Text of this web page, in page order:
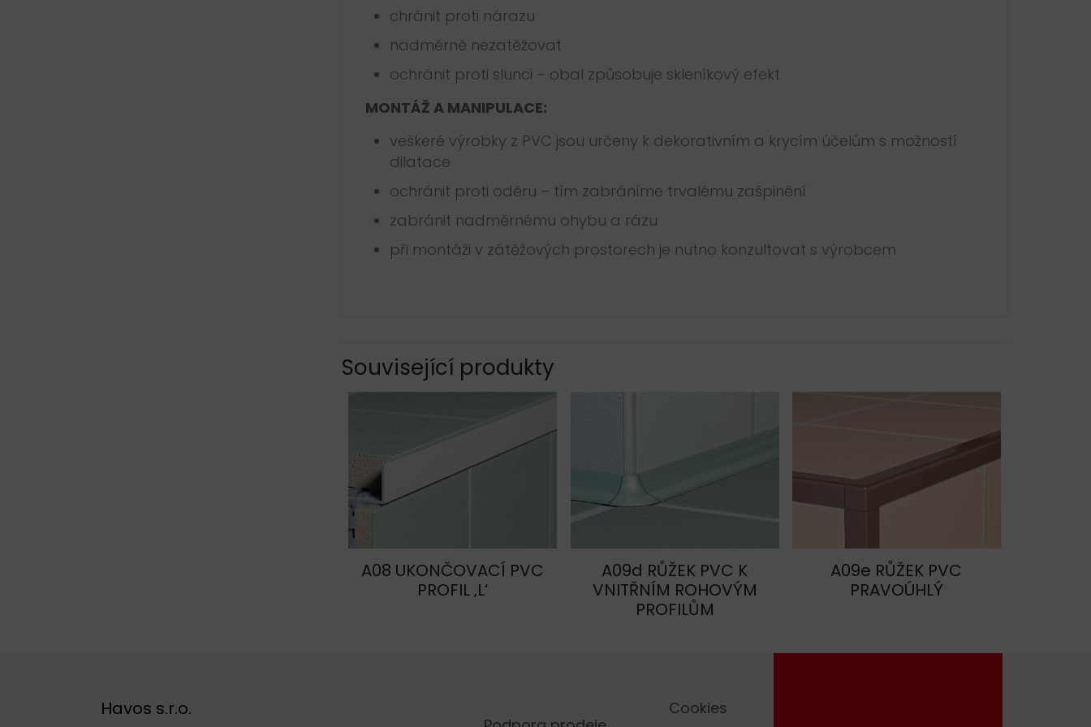
chránit proti nárazu
nadměrně nezatěžovat
ochránit proti slunci – obal způsobuje skleníkový efekt
MONTÁŽ A MANIPULACE:
veškeré výrobky z PVC jsou určeny k dekorativním a krycím účelům s možností
dilatace
ochránit proti oděru – tím zabráníme trvalému zašpinění
zabránit nadměrnému ohybu a rázu
při montáži v zátěžových prostorech je nutno konzultovat s výrobcem
Související produkty
A08 UKONČOVACÍ PVC
PROFIL ‚L‘
A09d RŮŽEK PVC K
VNITŘNÍM ROHOVÝM
PROFILŮM
A09e RŮŽEK PVC
PRAVOÚHLÝ
Havos s.r.o. Cookies